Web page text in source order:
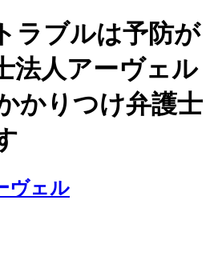
ラブルは予防が
法人アーヴェル
かりつけ弁護士